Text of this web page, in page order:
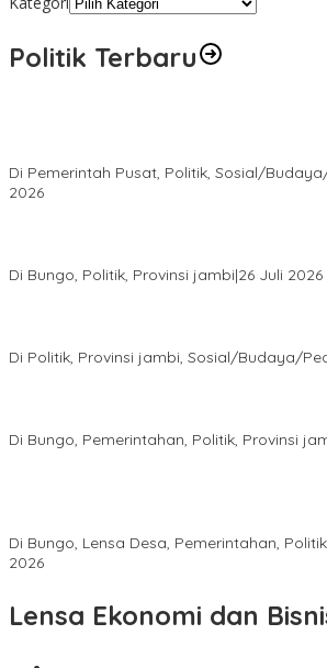
Politik Terbaru
Di Pemerintah Pusat, Politik, Sosial/
2026
Di Bungo, Politik, Provinsi jambi|26 Juli 2026
Di Politik, Provinsi jambi, Sosial/Budaya/
Di Bungo, Pemerintahan, Politik, Provinsi
Di Bungo, Lensa Desa, Pemerintahan,
2026
Lensa Ekonomi dan